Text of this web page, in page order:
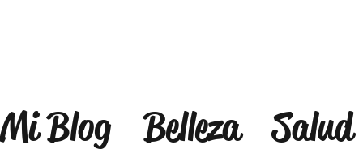
Mi Blog Belleza
Salud